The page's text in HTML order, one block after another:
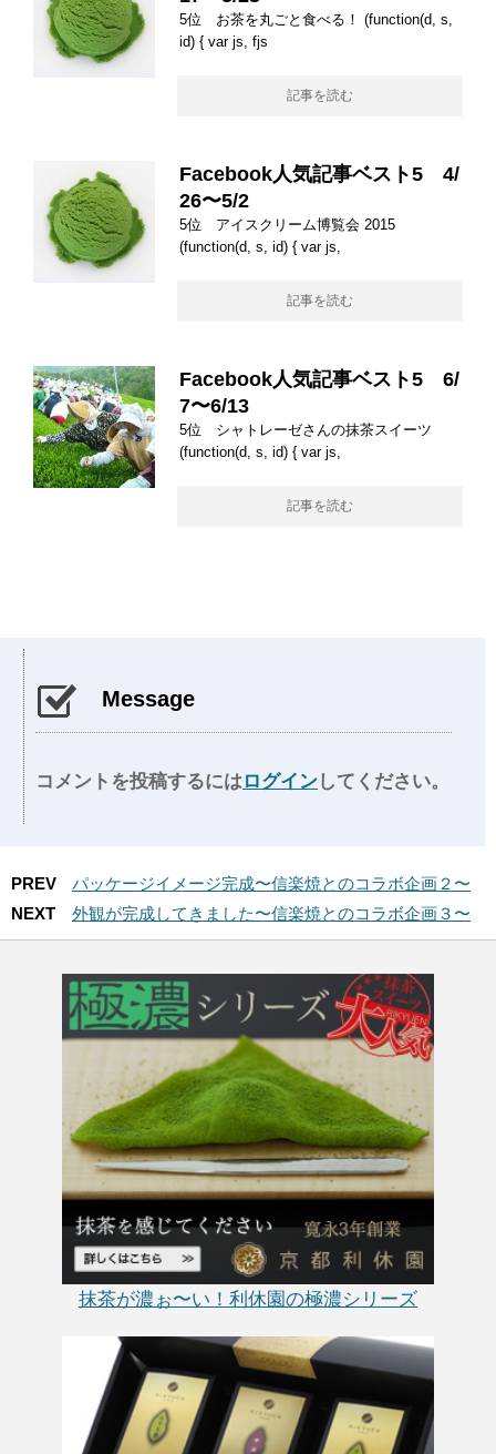
5位 お茶を丸ごと食べる！ (function(d, s,
id) { var js, fjs
記事を読む
Facebook人気記事ベスト5 4/
26〜5/2
5位 アイスクリーム博覧会 2015
(function(d, s, id) { var js,
記事を読む
Facebook人気記事ベスト5 6/
7〜6/13
5位 シャトレーゼさんの抹茶スイーツ
(function(d, s, id) { var js,
記事を読む
Message
コメントを投稿するにはログインしてください。
PREV
パッケージイメージ完成〜信楽焼とのコラボ企画２〜
NEXT
外観が完成してきました〜信楽焼とのコラボ企画３〜
抹茶が濃ぉ〜い！利休園の極濃シリーズ